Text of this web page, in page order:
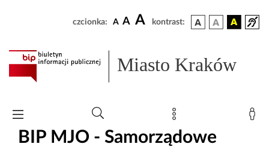
czcionka: A A A kontrast:
Miasto Kraków
BIP MJO - Samorządowe